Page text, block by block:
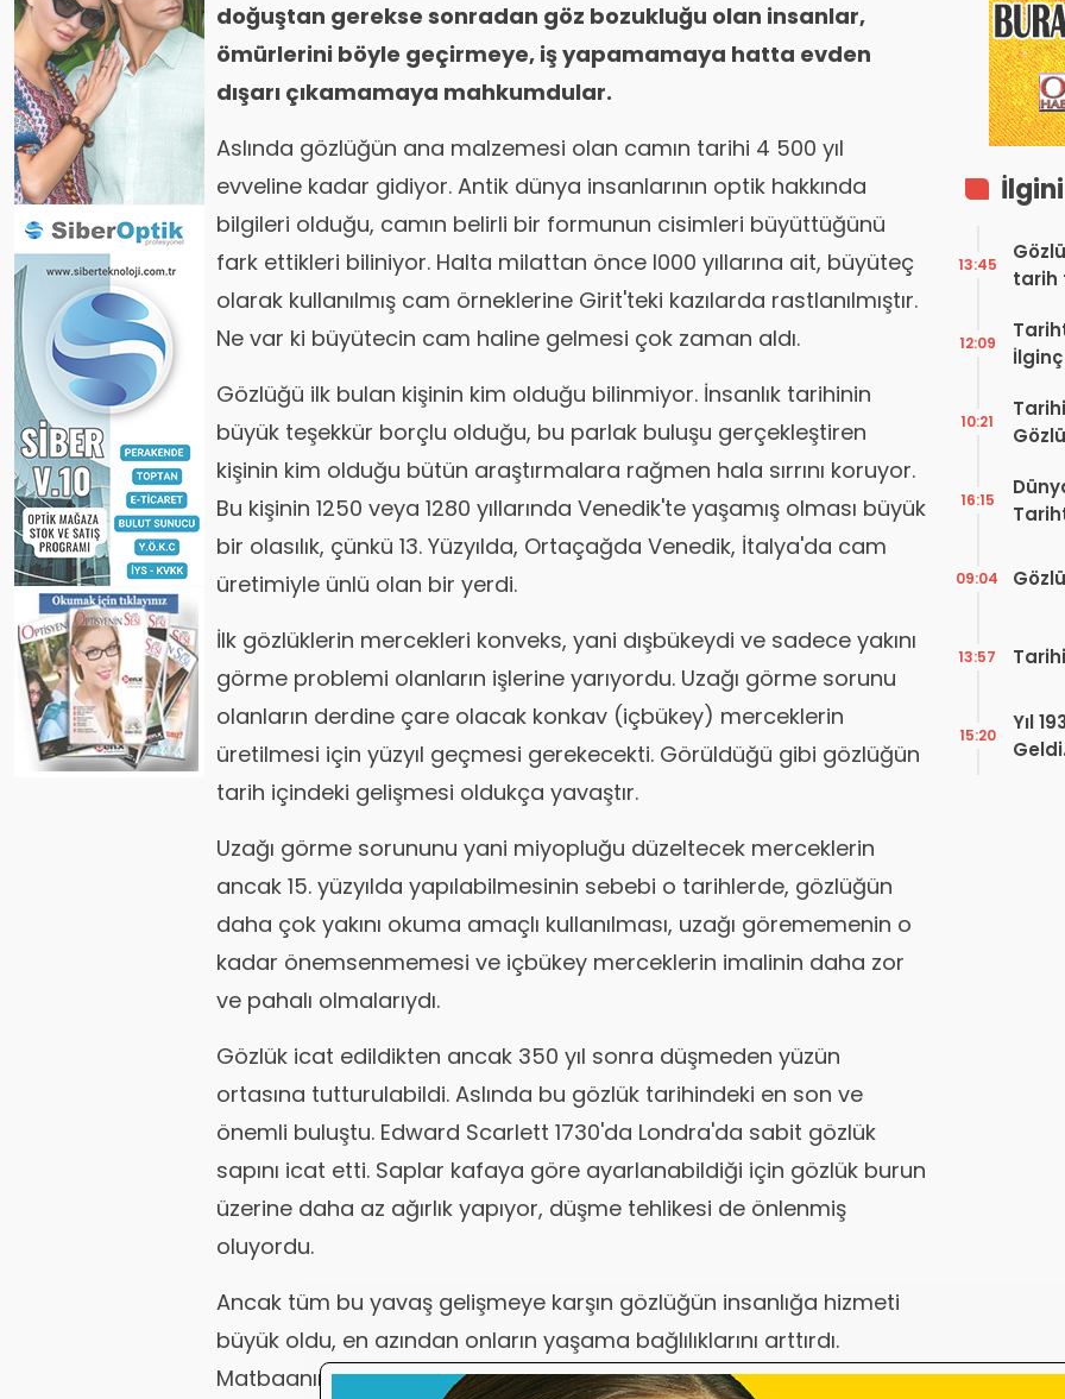
doğuştan gerekse sonradan göz bozukluğu olan insanlar,
ömürlerini böyle geçirmeye, iş yapamamaya hatta evden
dışarı çıkamamaya mahkumdular.
Aslında gözlüğün ana malzemesi olan camın tarihi 4 500 yıl
evveline kadar gidiyor. Antik dünya insanlarının optik hakkında
bilgileri olduğu, camın belirli bir formunun cisimleri büyüttüğünü
fark ettikleri biliniyor. Halta milattan önce l000 yıllarına ait, büyüteç
olarak kullanılmış cam örneklerine Girit'teki kazılarda rastlanılmıştır.
Ne var ki büyütecin cam haline gelmesi çok zaman aldı.
Gözlüğü ilk bulan kişinin kim olduğu bilinmiyor. İnsanlık tarihinin
büyük teşekkür borçlu olduğu, bu parlak buluşu gerçekleştiren
kişinin kim olduğu bütün araştırmalara rağmen hala sırrını koruyor.
Bu kişinin 1250 veya 1280 yıllarında Venedik'te yaşamış olması büyük
bir olasılık, çünkü 13. Yüzyılda, Ortaçağda Venedik, İtalya'da cam
üretimiyle ünlü olan bir yerdi.
İlk gözlüklerin mercekleri konveks, yani dışbükeydi ve sadece yakını
görme problemi olanların işlerine yarıyordu. Uzağı görme sorunu
olanların derdine çare olacak konkav (içbükey) merceklerin
üretilmesi için yüzyıl geçmesi gerekecekti. Görüldüğü gibi gözlüğün
tarih içindeki gelişmesi oldukça yavaştır.
Uzağı görme sorununu yani miyopluğu düzeltecek merceklerin
ancak 15. yüzyılda yapılabilmesinin sebebi o tarihlerde, gözlüğün
daha çok yakını okuma amaçlı kullanılması, uzağı görememenin o
kadar önemsenmemesi ve içbükey merceklerin imalinin daha zor
ve pahalı olmalarıydı.
Gözlük icat edildikten ancak 350 yıl sonra düşmeden yüzün
ortasına tutturulabildi. Aslında bu gözlük tarihindeki en son ve
önemli buluştu. Edward Scarlett 1730'da Londra'da sabit gözlük
sapını icat etti. Saplar kafaya göre ayarlanabildiği için gözlük burun
üzerine daha az ağırlık yapıyor, düşme tehlikesi de önlenmiş
oluyordu.
Ancak tüm bu yavaş gelişmeye karşın gözlüğün insanlığa hizmeti
büyük oldu, en azından onların yaşama bağlılıklarını arttırdı.
Matbaanın icadından, basılan kitap ve gazete sayısının
tarih
13:45
12:09
10:21
16:15
09:04
13:57
Yıl
15:20